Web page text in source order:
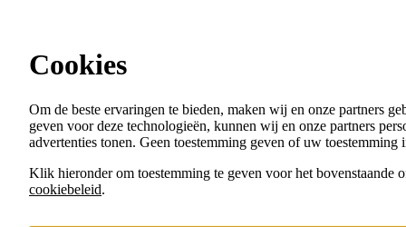
Menu
VACATURES
ORGANISATIES
Cookies
Om de beste ervaringen te bieden, maken wij en onze partners
geven voor deze technologieën, kunnen wij en onze partners
advertenties tonen. Geen toestemming geven of uw
Klik hieronder om toestemming te geven voor het bovenstaande
cookiebeleid.